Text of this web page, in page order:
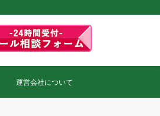
運営会社について